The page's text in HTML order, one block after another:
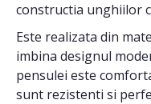
constructia unghiilor
Este realizata din
imbina designul
pensulei este
sunt rezistenti si